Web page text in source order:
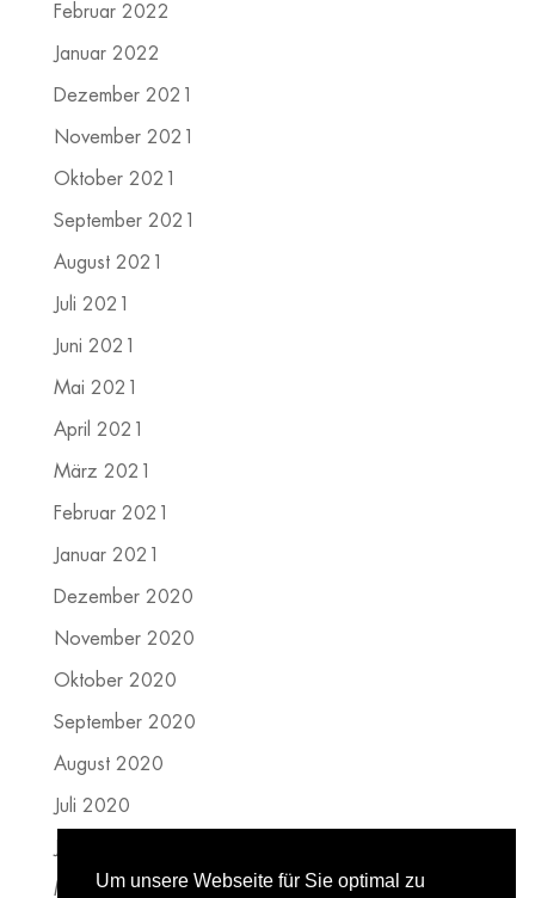
Februar 2022
Januar 2022
Dezember 2021
November 2021
Oktober 2021
September 2021
August 2021
Juli 2021
Juni 2021
Mai 2021
April 2021
März 2021
Februar 2021
Januar 2021
Dezember 2020
November 2020
Oktober 2020
September 2020
August 2020
Juli 2020
Mai 2020Um unsere Webseite für Sie optimal zu